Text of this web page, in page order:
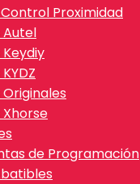
Proximidad
de Programación